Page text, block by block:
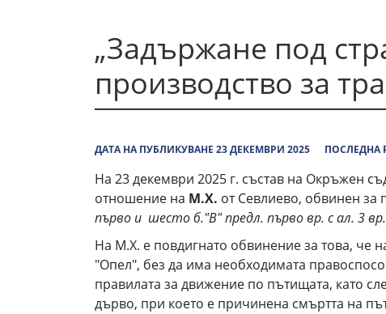
„Задържане под
производство за
ДАТА НА ПУБЛИКУВАНЕ 23 ДЕКЕМВРИ 2025 ПОСЛЕДНА
На 23 декември 2025 г. състав на Окръжен
отношение на М.Х. от Севлиево, обвинен
първо и шесто б."В" предл. първо вр. с ал. 3
На М.Х. е повдигнато обвинение за това, че
"Опел", без да има необходимата
правилата за движение по пътищата, като
дърво, при което е причинена смъртта на